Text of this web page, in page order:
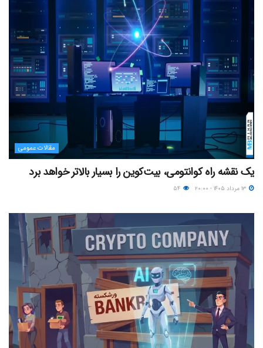
مقالات عمومی
یک نقشه راه کوانتومی، بیت‌کوین را بسیار بالاتر خواهد برد